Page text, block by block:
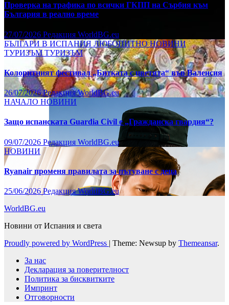
Проверка на трафика по всички ГКПП на Сърбия към
България в реално време
27/07/2026 Редакция WorldBG.eu
БЪЛГАРИ В ИСПАНИЯ ЛЮБОПИТНОНОВИНИ
ТУРИЗЪМТУРИЗЪМ
Колоритният фестивал „Битката с цветята“ във Валенсия
26/07/2026Редакция WorldBG.eu
НАЧАЛО НОВИНИ
Защо испанската Guardia Civil е „Гражданска гвардия“?
09/07/2026 Редакция WorldBG.eu
НОВИНИ
Ryanair променя правилата за пътуване с деца
25/06/2026Редакция WorldBG.eu
WorldBG.eu
Новини от Испания и света
Proudly powered by WordPress | Theme: Newsup by Themeansar.
За нас
Декларация за поверителност
Политика за бисквитките
Импринт
Отговорности